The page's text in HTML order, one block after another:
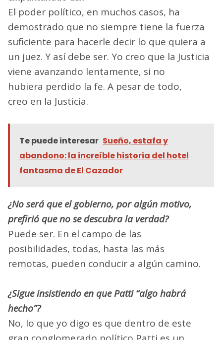
El poder político, en muchos casos, ha
demostrado que no siempre tiene la fuerza
suficiente para hacerle decir lo que quiera a
un juez. Y así debe ser. Yo creo que la Justicia
viene avanzando lentamente, si no
hubiera perdido la fe. A pesar de todo,
creo en la Justicia.
Te puede interesar Sueño, estafa y
abandono: la increíble historia del hotel
fantasma de El Cazador
¿No será que el gobierno, por algún motivo,
prefirió que no se descubra la verdad?
Puede ser. En el campo de las
posibilidades, todas, hasta las más
remotas, pueden conducir a algún camino.
¿Sigue insistiendo en que Patti “algo habrá
hecho”?
No, lo que yo digo es que dentro de este